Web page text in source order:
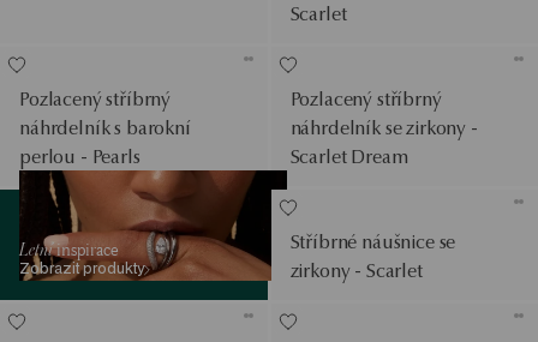
Scarlet
Pozlacený stříbrný
náhrdelník s barokní
perlou - Pearls
Pozlacený stříbrný
náhrdelník se zirkony -
Scarlet Dream
Letníinspirace
Zobrazit produkty
Zobrazit produkty
Stříbrné náušnice se
zirkony - Scarlet